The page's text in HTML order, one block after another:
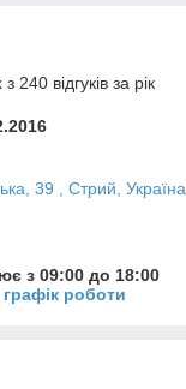
240 відгуків за рік
39 , Стрий, Україна
з 09:00 до 18:00
роботи